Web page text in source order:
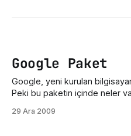
Google Paket
Google, yeni kurulan
Peki bu paketin içinde neler var bir
açmanız için Adobe Reader Masaüstünde sağ tarafa birçok
29 Ara 2009